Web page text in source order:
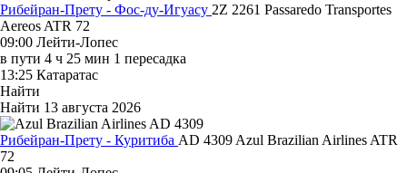
Рибейран-Прету - Фос-ду-Игуасу 2Z 2261 Passaredo Transportes
Aereos ATR 72
09:00 Лейти-Лопес
в пути 4 ч 25 мин 1 пересадка
13:25 Катаратас
Найти
Найти 13 августа 2026
Рибейран-Прету - Куритиба AD 4309 Azul Brazilian Airlines ATR
72